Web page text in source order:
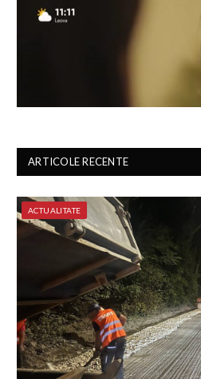
ARTICOLE RECENTE
ACTUALITATE